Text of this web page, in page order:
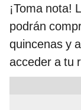
¡Toma nota!
podrán
quincenas y
acceder a tu